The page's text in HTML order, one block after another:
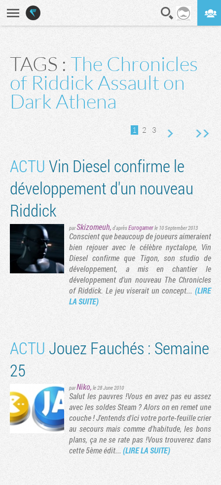
TAGS : The Chronicles
of Riddick Assault on
Dark Athena
1 2 3
page
ACTU Vin Diesel confirme le
développement d'un nouveau
Riddick
parSkizomeuh, d'aprèsEurogamerle 10 September 2013
Conscient que beaucoup de joueurs aimeraient
bien rejouer avec le célèbre nyctalope, Vin
Diesel confirme que Tigon, son studio de
développement, a mis en chantier le
développement d'un nouveau The Chronicles
of Riddick. Le jeu viserait un concept... (LIRE
LA SUITE)
ACTU Jouez Fauchés : Semaine
25
parNiko, le 28 June 2010
Salut les pauvres !Vous en avez pas eu assez
avec les soldes Steam ? Alors on en remet une
couche ! J'entends d'ici votre porte-feuille crier
au secours mais comme d'habitude, les bons
plans, ça ne se rate pas !Vous trouverez dans
cette 5ème édit...(LIRE LA SUITE)
Tribune